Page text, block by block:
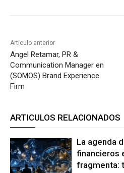
Artículo anterior
Angel Retamar, PR &
Communication Manager en
(SOMOS) Brand Experience
Firm
ARTICULOS RELACIONADOS
La agenda
financieros
fragmenta: